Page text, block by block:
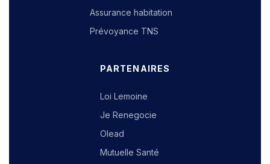
Assurance habitation
Prévoyance TNS
PARTENAIRES
Loi Lemoine
Je Renegocie
Olead
Mutuelle Santé